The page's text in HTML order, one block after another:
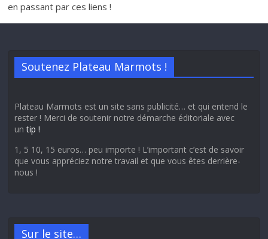
en passant par ces liens !
Soutenez Plateau Marmots !
Plateau Marmots est un site sans publicité… et qui entend le
rester ! Merci de soutenir notre démarche éditoriale avec
untip !
1, 5 10, 15 euros… peu importe ! L’important c’est de savoir
que vous appréciez notre travail et que vous êtes derrière-
nous !
Sur le site…